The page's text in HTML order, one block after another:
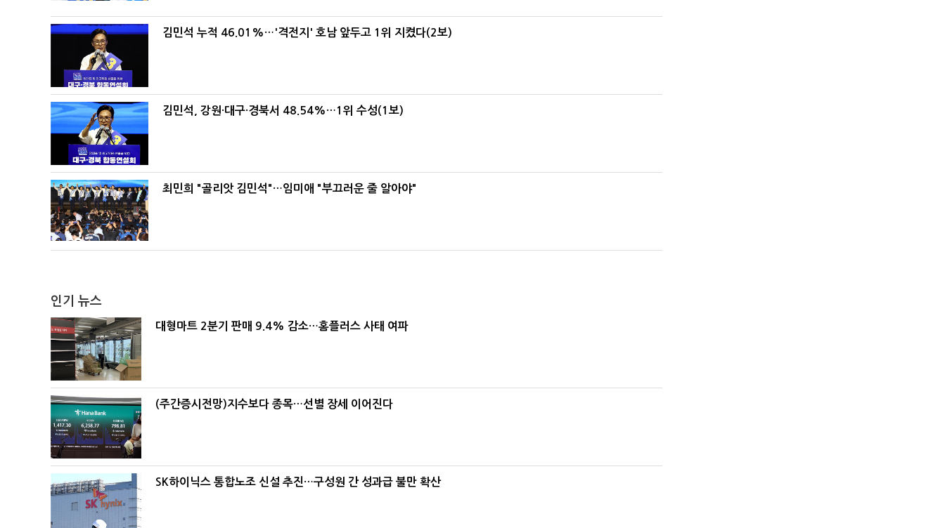
김민석 누적 46.01%…'격전지' 호남 앞두고 1위 지켰다(2보)
김민석, 강원·대구·경북서 48.54%…1위 수성(1보)
최민희 "골리앗 김민석"…임미애 "부끄러운 줄 알아야"
인기 뉴스
대형마트 2분기 판매 9.4% 감소…홈플러스 사태 여파
(주간증시전망)지수보다 종목…선별 장세 이어진다
SK하이닉스 통합노조 신설 추진…구성원 간 성과급 불만 확산